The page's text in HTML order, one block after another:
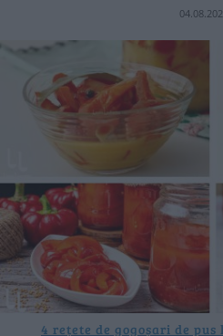
4 rețete de gogoșari de